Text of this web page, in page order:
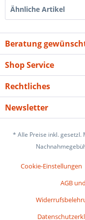
Ähnliche Artikel
Beratung
Shop Service
Rechtliches
Newsletter
* Alle Preise inkl. gesetzl.
Cookie-Einstellungen
AGB